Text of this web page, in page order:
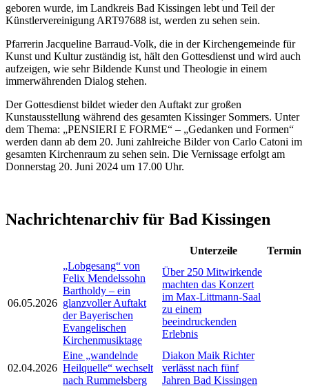
geboren wurde, im Landkreis Bad Kissingen lebt und Teil der
Künstlervereinigung ART97688 ist, werden zu sehen sein.
Pfarrerin Jacqueline Barraud-Volk, die in der Kirchengemeinde für
Kunst und Kultur zuständig ist, hält den Gottesdienst und wird auch
aufzeigen, wie sehr Bildende Kunst und Theologie in einem
immerwährenden Dialog stehen.
Der Gottesdienst bildet wieder den Auftakt zur großen
Kunstausstellung während des gesamten Kissinger Sommers. Unter
dem Thema: „PENSIERI E FORME“ – „Gedanken und Formen“
werden dann ab dem 20. Juni zahlreiche Bilder von Carlo Catoni im
gesamten Kirchenraum zu sehen sein. Die Vernissage erfolgt am
Donnerstag 20. Juni 2024 um 17.00 Uhr.
Nachrichtenarchiv für Bad Kissingen
Unterzeile Termin
06.05.2026
„Lobgesang“ von
Felix Mendelssohn
Bartholdy – ein
glanzvoller Auftakt
der Bayerischen
Evangelischen
Kirchenmusiktage
Über 250 Mitwirkende
machten das Konzert
im Max-Littmann-Saal
zu einem
beeindruckenden
Erlebnis
02.04.2026
Eine „wandelnde
Heilquelle“ wechselt
nach Rummelsberg
Diakon Maik Richter
verlässt nach fünf
Jahren Bad Kissingen